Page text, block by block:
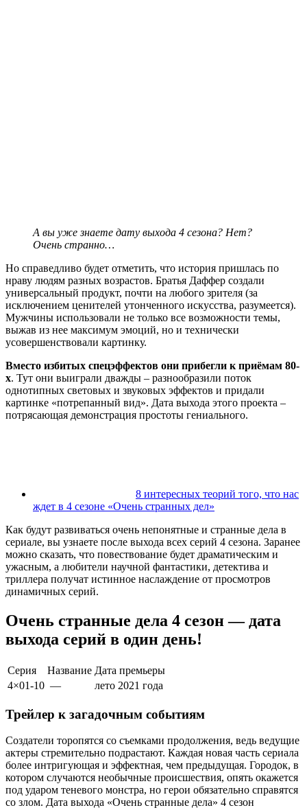
А вы уже знаете дату выхода 4 сезона? Нет?
Очень странно…
Но справедливо будет отметить, что история пришлась по
нраву людям разных возрастов. Братья Даффер создали
универсальный продукт, почти на любого зрителя (за
исключением ценителей утонченного искусства, разумеется).
Мужчины использовали не только все возможности темы,
выжав из нее максимум эмоций, но и технически
усовершенствовали картинку.
Вместо избитых спецэффектов они прибегли к приёмам 80-
х. Тут они выиграли дважды – разнообразили поток
однотипных световых и звуковых эффектов и придали
картинке «потрепанный вид». Дата выхода этого проекта –
потрясающая демонстрация простоты гениального.
8 интересных теорий того, что нас
ждет в 4 сезоне «Очень странных дел»
Как будут развиваться очень непонятные и странные дела в
сериале, вы узнаете после выхода всех серий 4 сезона. Заранее
можно сказать, что повествование будет драматическим и
ужасным, а любители научной фантастики, детектива и
триллера получат истинное наслаждение от просмотров
динамичных серий.
Очень странные дела 4 сезон — дата
выхода серий в один день!
Серия Название Дата премьеры
4×01-10 — лето 2021 года
Трейлер к загадочным событиям
Создатели торопятся со съемками продолжения, ведь ведущие
актеры стремительно подрастают. Каждая новая часть сериала
более интригующая и эффектная, чем предыдущая. Городок, в
котором случаются необычные происшествия, опять окажется
под ударом теневого монстра, но герои обязательно справятся
со злом. Дата выхода «Очень странные дела» 4 сезон